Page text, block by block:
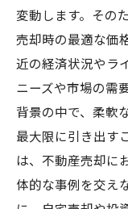
変動します。その
売却時の最適な価
近の経済状況やラ
ニーズや市場の需
背景の中で、柔軟
最大限に引き出す
は、不動産売却に
体的な事例を交え